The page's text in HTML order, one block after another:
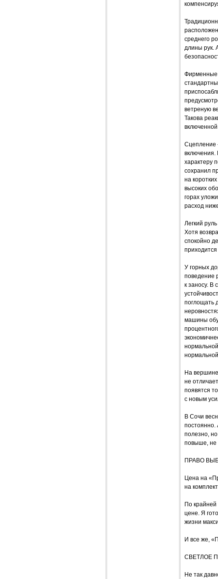
среднего
длины рук.
Фирменные
ветреную
Такова
Сцепление
включения.
характеру
сохранил
на
высоких
горах
расход
Легкий
Хотя
спокойно
У горных
поведение
к заносу. В
поглощать
машины
На вершине
не
появятся
с новым
В Сочи
постоянно.
полезно,
повыше, не
ПРАВО
Цена на
на
По
цене. Я
жизни
И все же,
СВЕТЛОЕ
Не так